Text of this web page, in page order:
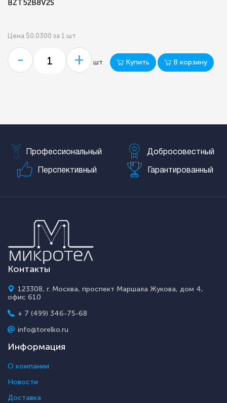
BZT52B8V2S
Цена $0.0300 за 1 шт
- + шт Купить В корзину
Профессиональный Добросовестный
Перспективный Гарантированный
Контакты
123308, г. Москва, проспект Маршала Жукова, дом 4,
офис 610
+ 7 (499) 346-75-68
info@torelko.ru
Информация
О компании
Новости
Доставка